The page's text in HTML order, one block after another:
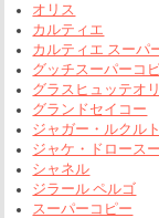
オリス
カルティエ
カルティエ スーパ
グッチスーパーコ
グラスヒュッテオ
グランドセイコー
ジャガー・ルクルト
ジャケ・ドロース
シャネル
ジラール ペルゴ
スーパーコピー